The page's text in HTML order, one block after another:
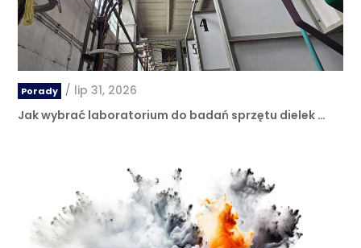
Porady / lip 31, 2026
Jak wybrać laboratorium do badań sprzętu dielek …